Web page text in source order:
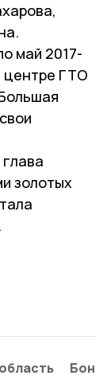
май 2017-
центре ГТО
золотых